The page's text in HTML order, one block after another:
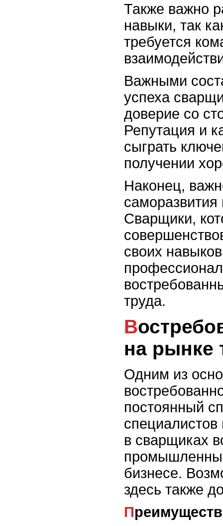
Также важно
навыки, так
требуется
Важными
успеха
доверие со
Репутация и
сыграть
получении
Наконец,
Сварщики,
своих
труда.
Востребованность сварщиков
на рынке
Одним из
постоянный
в сварщиках
бизнесе.
здесь также